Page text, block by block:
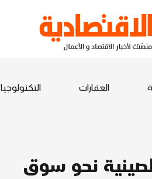
العقارات التكنولوجيا
نحو سوق